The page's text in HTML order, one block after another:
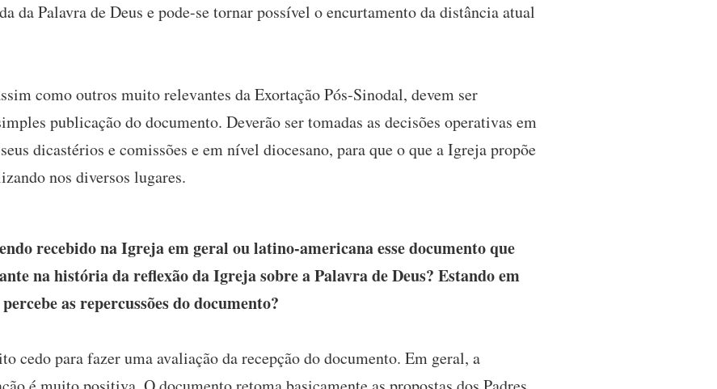
da Palavra de Deus e pode-se tornar possível o encurtamento da distância atual
como outros muito relevantes da Exortação Pós-Sinodal, devem ser
publicação do documento. Deverão ser tomadas as decisões operativas em
dicastérios e comissões e em nível diocesano, para que o que a Igreja propõe
nos diversos lugares.
recebido na Igreja em geral ou latino-americana esse documento que
na história da reflexão da Igreja sobre a Palavra de Deus? Estando em
as repercussões do documento?
cedo para fazer uma avaliação da recepção do documento. Em geral, a